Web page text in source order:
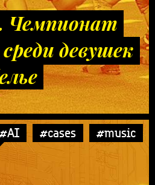
Чемпионат
девушек
#AI #cases #music